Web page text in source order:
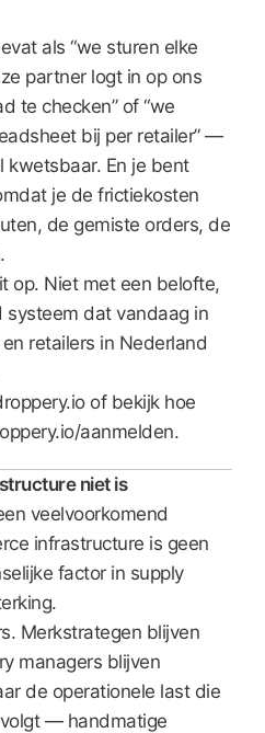
als “we sturen elke
partner logt in op ons
te checken” of “we
bij per retailer” —
kwetsbaar. En je bent
je de frictiekosten
de gemiste orders, de
op. Niet met een belofte,
systeem dat vandaag in
retailers in Nederland
of bekijk hoe
aanmelden.
niet is
veelvoorkomend
infrastructure is geen
factor in supply
Merkstrategen blijven
managers blijven
de operationele last die
— handmatige